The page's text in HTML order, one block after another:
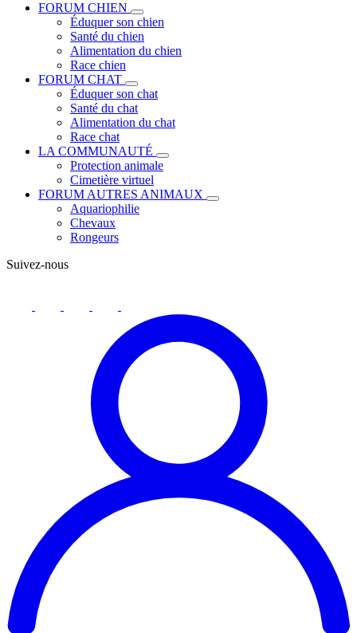
FORUM CHIEN
Éduquer son chien
Santé du chien
Alimentation du chien
Race chien
FORUM CHAT
Éduquer son chat
Santé du chat
Alimentation du chat
Race chat
LA COMMUNAUTÉ
Protection animale
Cimetière virtuel
FORUM AUTRES ANIMAUX
Aquariophilie
Chevaux
Rongeurs
Suivez-nous